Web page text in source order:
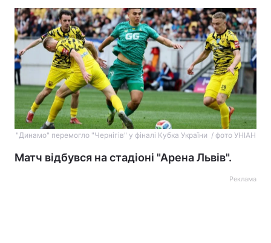
"Динамо" перемогло "Чернігів" у фіналі Кубка України / фото УНІАН
Матч відбувся на стадіоні "Арена Львів".
Реклама